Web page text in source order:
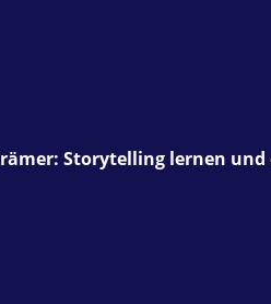
Storytelling lernen